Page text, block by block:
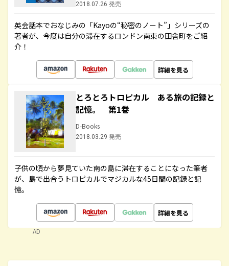
2018.07.26 発売
英会話本でおなじみの「Kayoの“秘密のノート”」シリーズの
著者が、今度は自分の滞在するロンドン南東の田舎町をご紹
介！
詳細を見る
とろとろトロピカル ある旅の記録と
記憶。 第1巻
D-Books
2018.03.29 発売
子供の頃から夢見ていた南の島に滞在することになった筆者
が、島で出合うトロピカルでマジカルな45日間の記録と記
憶。
詳細を見る
AD